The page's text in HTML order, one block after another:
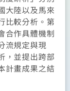
大陸以及馬來
比較分析。第
合作具體機制
流規定與現
，並提出跨部
計畫成果之結